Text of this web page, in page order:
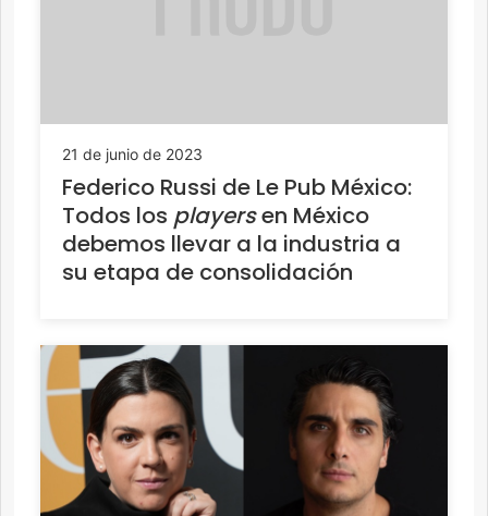
21 de junio de 2023
Federico Russi de Le Pub México:
Todos los playersen México
debemos llevar a la industria a
su etapa de consolidación